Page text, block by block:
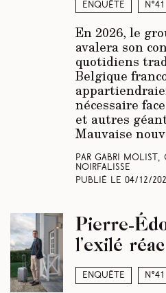
Enquête N°41
En 2026, le
avalera son
quotidiens
Belgique
nécessaire
et autres
Mauvaise
Par Gabri
Noirfalisse
Publié le 04/12/
Enquête N°41
Pierre-
l’exilé réac